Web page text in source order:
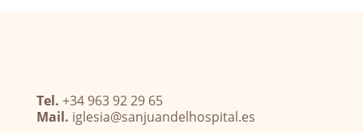
Tel. +34 963 92 29 65
Mail. iglesia@sanjuandelhospital.es